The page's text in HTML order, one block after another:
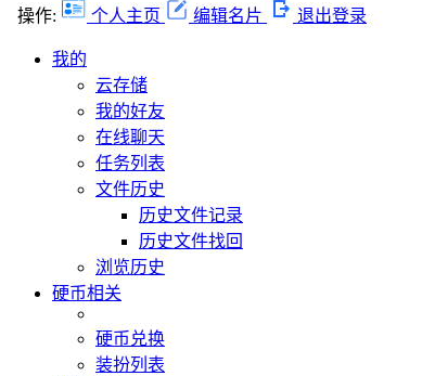
操作: 个人主页 编辑名片 退出登录
我的
云存储
我的好友
在线聊天
任务列表
文件历史
历史文件记录
历史文件找回
浏览历史
硬币相关
硬币兑换
装扮列表